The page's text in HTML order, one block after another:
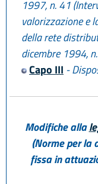
1997, n. 41
valorizzazione e
della rete
dicembre 1994,
Capo III -
Modifiche alla
(Norme per la
fissa in